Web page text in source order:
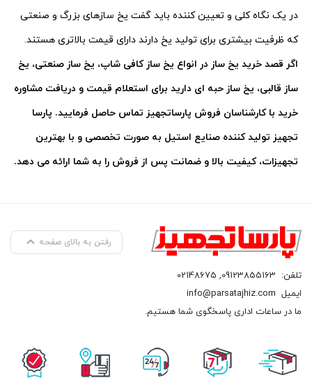
در یک نگاه کلی و تعیین کننده باید گفت یخ سازهای بزرگ و صنعتی
که ظرفیت بیشتری برای تولید یخ دارند دارای قیمت بالاتری هستند.
اگر قصد خرید یخ ساز در انواع یخ ساز کافی شاپ، یخ ساز صنعتی، یخ
ساز قالبی، یخ ساز حبه ای دارید برای استعلام قیمت و دریافت مشاوره
خرید با کارشناسان فروش پارساتجهیز تماس حاصل فرمایید. پارسا
تجهیز تولید کننده صنایع استیل به صورت تخصصی و با بهترین
تجهیزات، کیفیت بالا و ضمانت پس از فروش را به شما ارائه می دهد.
رفتن به بالای صفحه
تلفن: 09123855163
,
02148675
ایمیل info@parsatajhiz.com
ما در ساعات اداری پاسخگوی شما هستیم.